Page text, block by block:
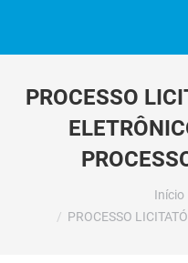
PROCESSO
Início
PROCESSO